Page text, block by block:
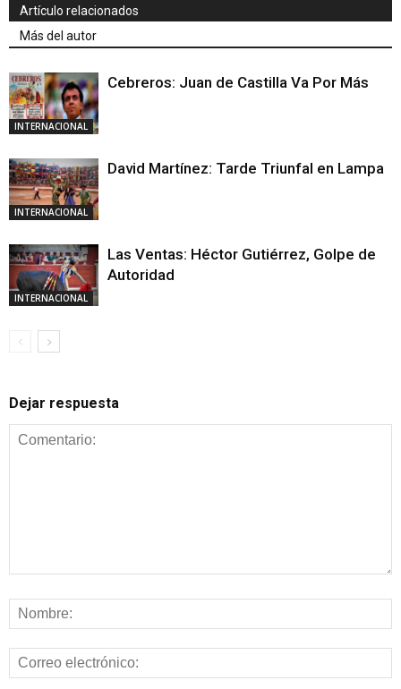
Artículo relacionados
Más del autor
INTERNACIONAL
Cebreros: Juan de Castilla Va Por Más
INTERNACIONAL
David Martínez: Tarde Triunfal en Lampa
INTERNACIONAL
Las Ventas: Héctor Gutiérrez, Golpe de
Autoridad
Dejar respuesta